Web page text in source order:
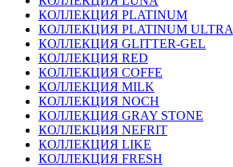
КОЛЛЕКЦИЯ PLATINUM
КОЛЛЕКЦИЯ PLATINUM ULTRA
КОЛЛЕКЦИЯ GLITTER-GEL
КОЛЛЕКЦИЯ RED
КОЛЛЕКЦИЯ COFFE
КОЛЛЕКЦИЯ MILK
КОЛЛЕКЦИЯ NOCH
КОЛЛЕКЦИЯ GRAY STONE
КОЛЛЕКЦИЯ NEFRIT
КОЛЛЕКЦИЯ LIKE
КОЛЛЕКЦИЯ FRESH